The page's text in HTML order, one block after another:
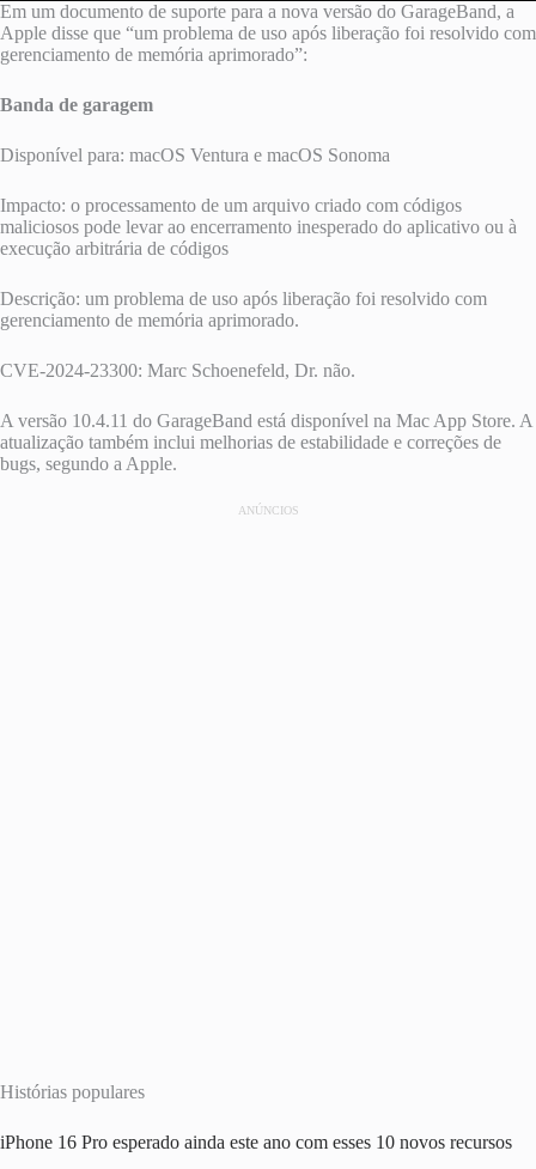
Em um documento de suporte para a nova versão do GarageBand, a
Apple disse que “um problema de uso após liberação foi resolvido com
gerenciamento de memória aprimorado”:
Banda de garagem
Disponível para: macOS Ventura e macOS Sonoma
Impacto: o processamento de um arquivo criado com códigos
maliciosos pode levar ao encerramento inesperado do aplicativo ou à
execução arbitrária de códigos
Descrição: um problema de uso após liberação foi resolvido com
gerenciamento de memória aprimorado.
CVE-2024-23300: Marc Schoenefeld, Dr. não.
A versão 10.4.11 do GarageBand está disponível na Mac App Store. A
atualização também inclui melhorias de estabilidade e correções de
bugs, segundo a Apple.
ANÚNCIOS
Histórias populares
iPhone 16 Pro esperado ainda este ano com esses 10 novos recursos